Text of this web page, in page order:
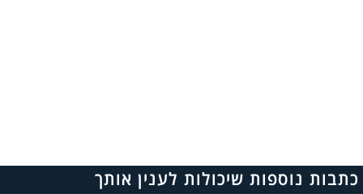
כתבות נוספות שיכולות לענין אותך